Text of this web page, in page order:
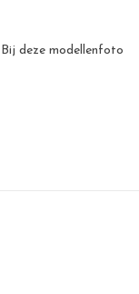
deze modellenfoto